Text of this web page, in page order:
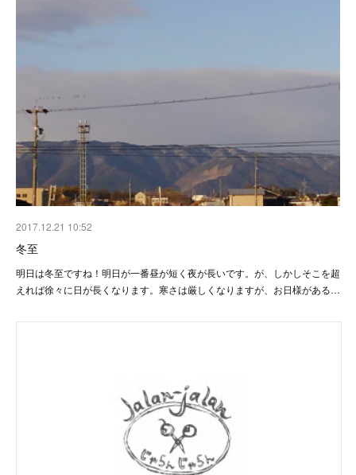
2017.12.21 10:52
冬至
明日は冬至ですね！明日が一番昼が短く夜が長いです。が、しかしそこを超
えれば徐々に日が長くなります。寒さは厳しくなりますが、お日様がある…